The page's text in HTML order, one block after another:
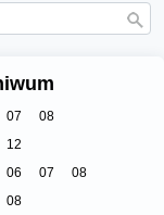
07
08
12
06 07
08
08